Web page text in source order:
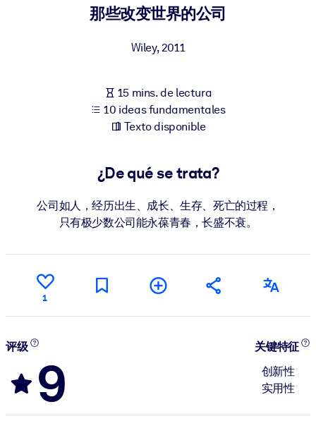
Para LMS/LXP
obtener mejores resultados de aprendizaje.
Enriquezca su biblioteca corporativa con conocimientos
empresariales confiables y listos para usar.
estructurados para mejorar los resultados.
那些改变世界的公司
Wiley,2011
15 mins. de lectura
10 ideas fundamentales
Texto disponible
¿De qué se trata?
公司如人，经历出生、成长、生存、死亡的过程，
只有极少数公司能永葆青春，长盛不衰。
1
评级
9
关键特征
创新性
实用性